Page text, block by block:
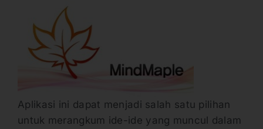
Aplikasi ini dapat menjadi salah satu pilihan
untuk merangkum ide-ide yang muncul dalam